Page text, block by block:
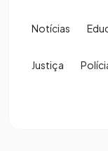
Notícias
Justiça